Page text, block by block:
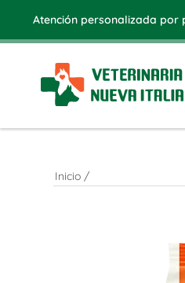
Atención personalizada por
Inicio /